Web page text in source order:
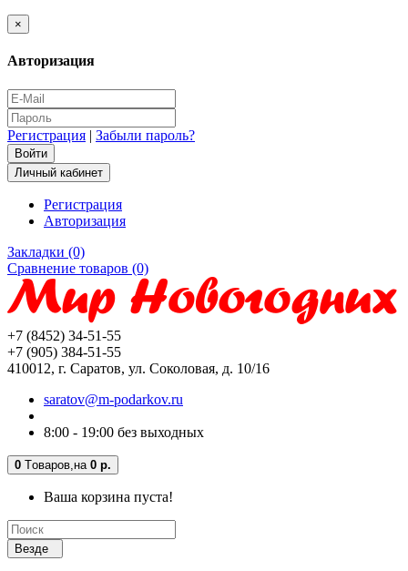
×
Авторизация
Регистрация | Забыли пароль?
Личный кабинет
Регистрация
Авторизация
Закладки (0)
Сравнение товаров (0)
+7 (8452) 34-51-55
+7 (905) 384-51-55
410012, г. Саратов, ул. Соколовая, д. 10/16
saratov@m-podarkov.ru
8:00 - 19:00 без выходных
0 Tоваров, на 0 р.
Ваша корзина пуста!
Везде